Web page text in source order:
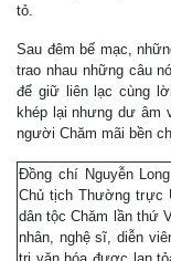
tỏ.
Sau đêm bế mạc,
trao nhau những câu
để giữ liên lạc cùng
khép lại nhưng dư âm
người Chăm mãi bền
Đồng chí Nguyễn
Chủ tịch Thường trực
dân tộc Chăm lần thứ
nhân, nghệ sĩ, diễn